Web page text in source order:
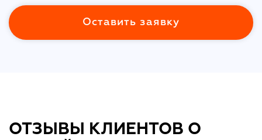
Оставить заявку
ОТЗЫВЫ КЛИЕНТОВ О